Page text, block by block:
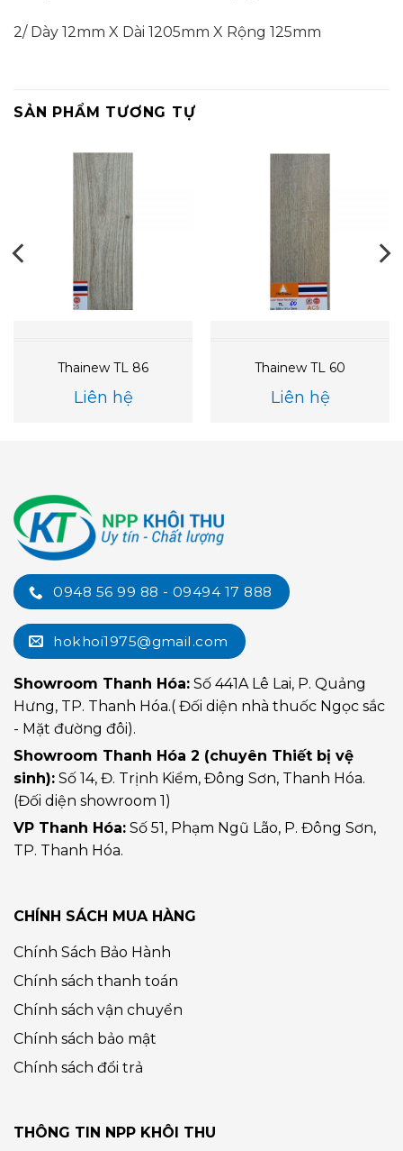
2/ Dày 12mm X Dài 1205mm X Rộng 125mm
SẢN PHẨM TƯƠNG TỰ
Thainew TL 86
Liên hệ
Thainew TL 60
Liên hệ
0948 56 99 88 - 09494 17 888
hokhoi1975@gmail.com
Showroom Thanh Hóa: Số 441A Lê Lai, P. Quảng
Hưng, TP. Thanh Hóa.( Đối diện nhà thuốc Ngọc sắc
- Mặt đường đôi).
Showroom Thanh Hóa 2 (chuyên Thiết bị vệ
sinh): Số 14, Đ. Trịnh Kiểm, Đông Sơn, Thanh Hóa.
(Đối diện showroom 1)
VP Thanh Hóa: Số 51, Phạm Ngũ Lão, P. Đông Sơn,
TP. Thanh Hóa.
CHÍNH SÁCH MUA HÀNG
Chính Sách Bảo Hành
Chính sách thanh toán
Chính sách vận chuyển
Chính sách bảo mật
Chính sách đổi trả
THÔNG TIN NPP KHÔI THU